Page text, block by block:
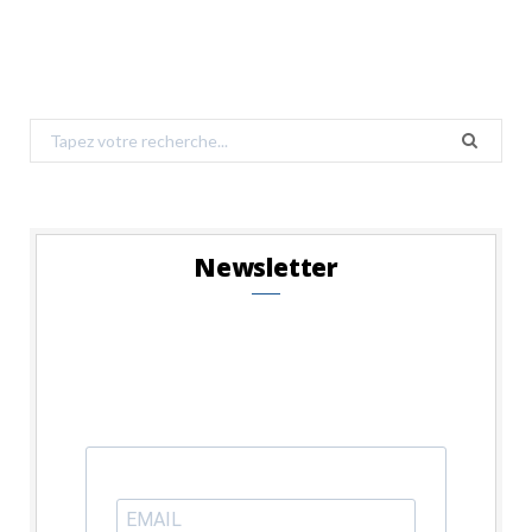
Search
for:
Newsletter